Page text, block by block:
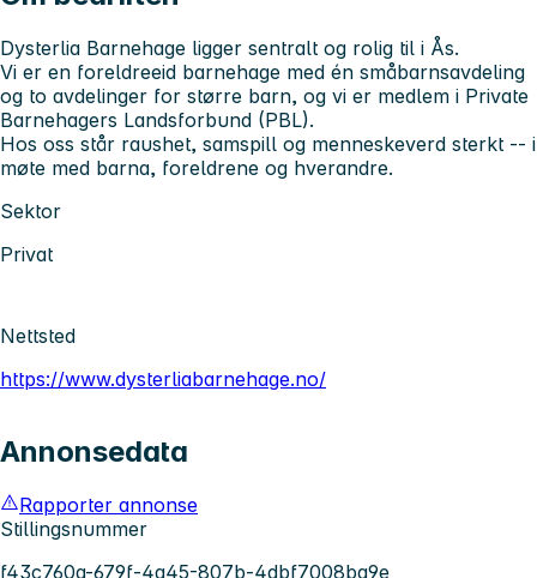
Dysterlia Barnehage ligger sentralt og rolig til i Ås.
Vi er en foreldreeid barnehage med én småbarnsavdeling
og to avdelinger for større barn, og vi er medlem i Private
Barnehagers Landsforbund (PBL).
Hos oss står raushet, samspill og menneskeverd sterkt -- i
møte med barna, foreldrene og hverandre.
Sektor
Privat
Nettsted
https://www.dysterliabarnehage.no/
Annonsedata
Rapporter annonse
Stillingsnummer
f43c760a-679f-4a45-807b-4dbf7008ba9e